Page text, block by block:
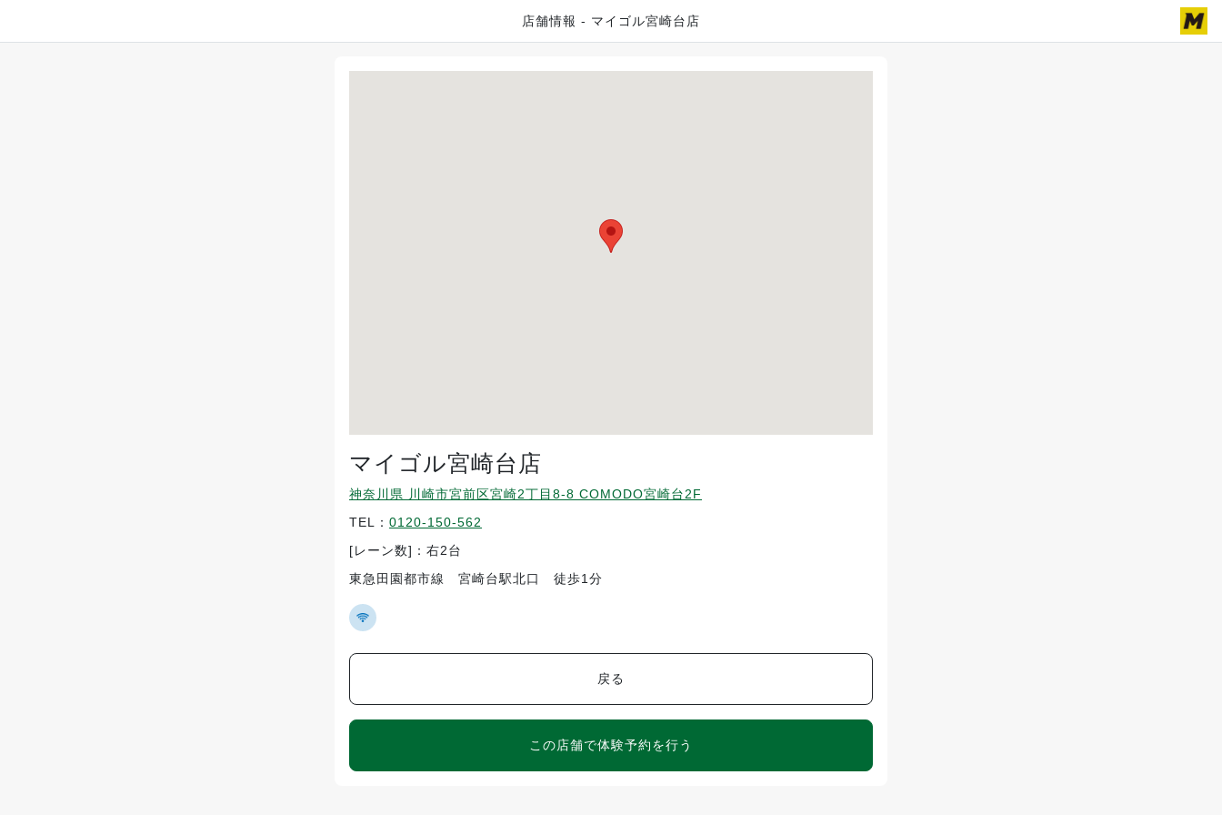
店舗情報 - マイゴル宮崎台店
マイゴル宮崎台店
神奈川県 川崎市宮前区宮崎2丁目8-8 COMODO宮崎台2F
TEL： 0120-150-562
[レーン数]：右2台
東急田園都市線 宮崎台駅北口 徒歩1分
戻る
この店舗で体験予約を行う